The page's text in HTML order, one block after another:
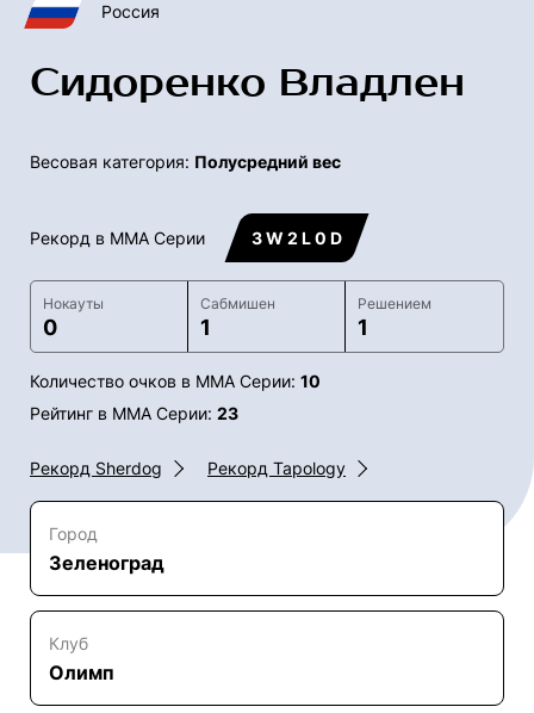
Россия
Сидоренко Владлен
Весовая категория: Полусредний вес
Рекорд в ММА Серии 3 W 2 L 0 D
Нокауты
0
Сабмишен
1
Решением
1
Количество очков в ММА Серии: 10
Рейтинг в ММА Серии: 23
Рекорд Sherdog Рекорд Tapology
Город
Зеленоград
Клуб
Олимп